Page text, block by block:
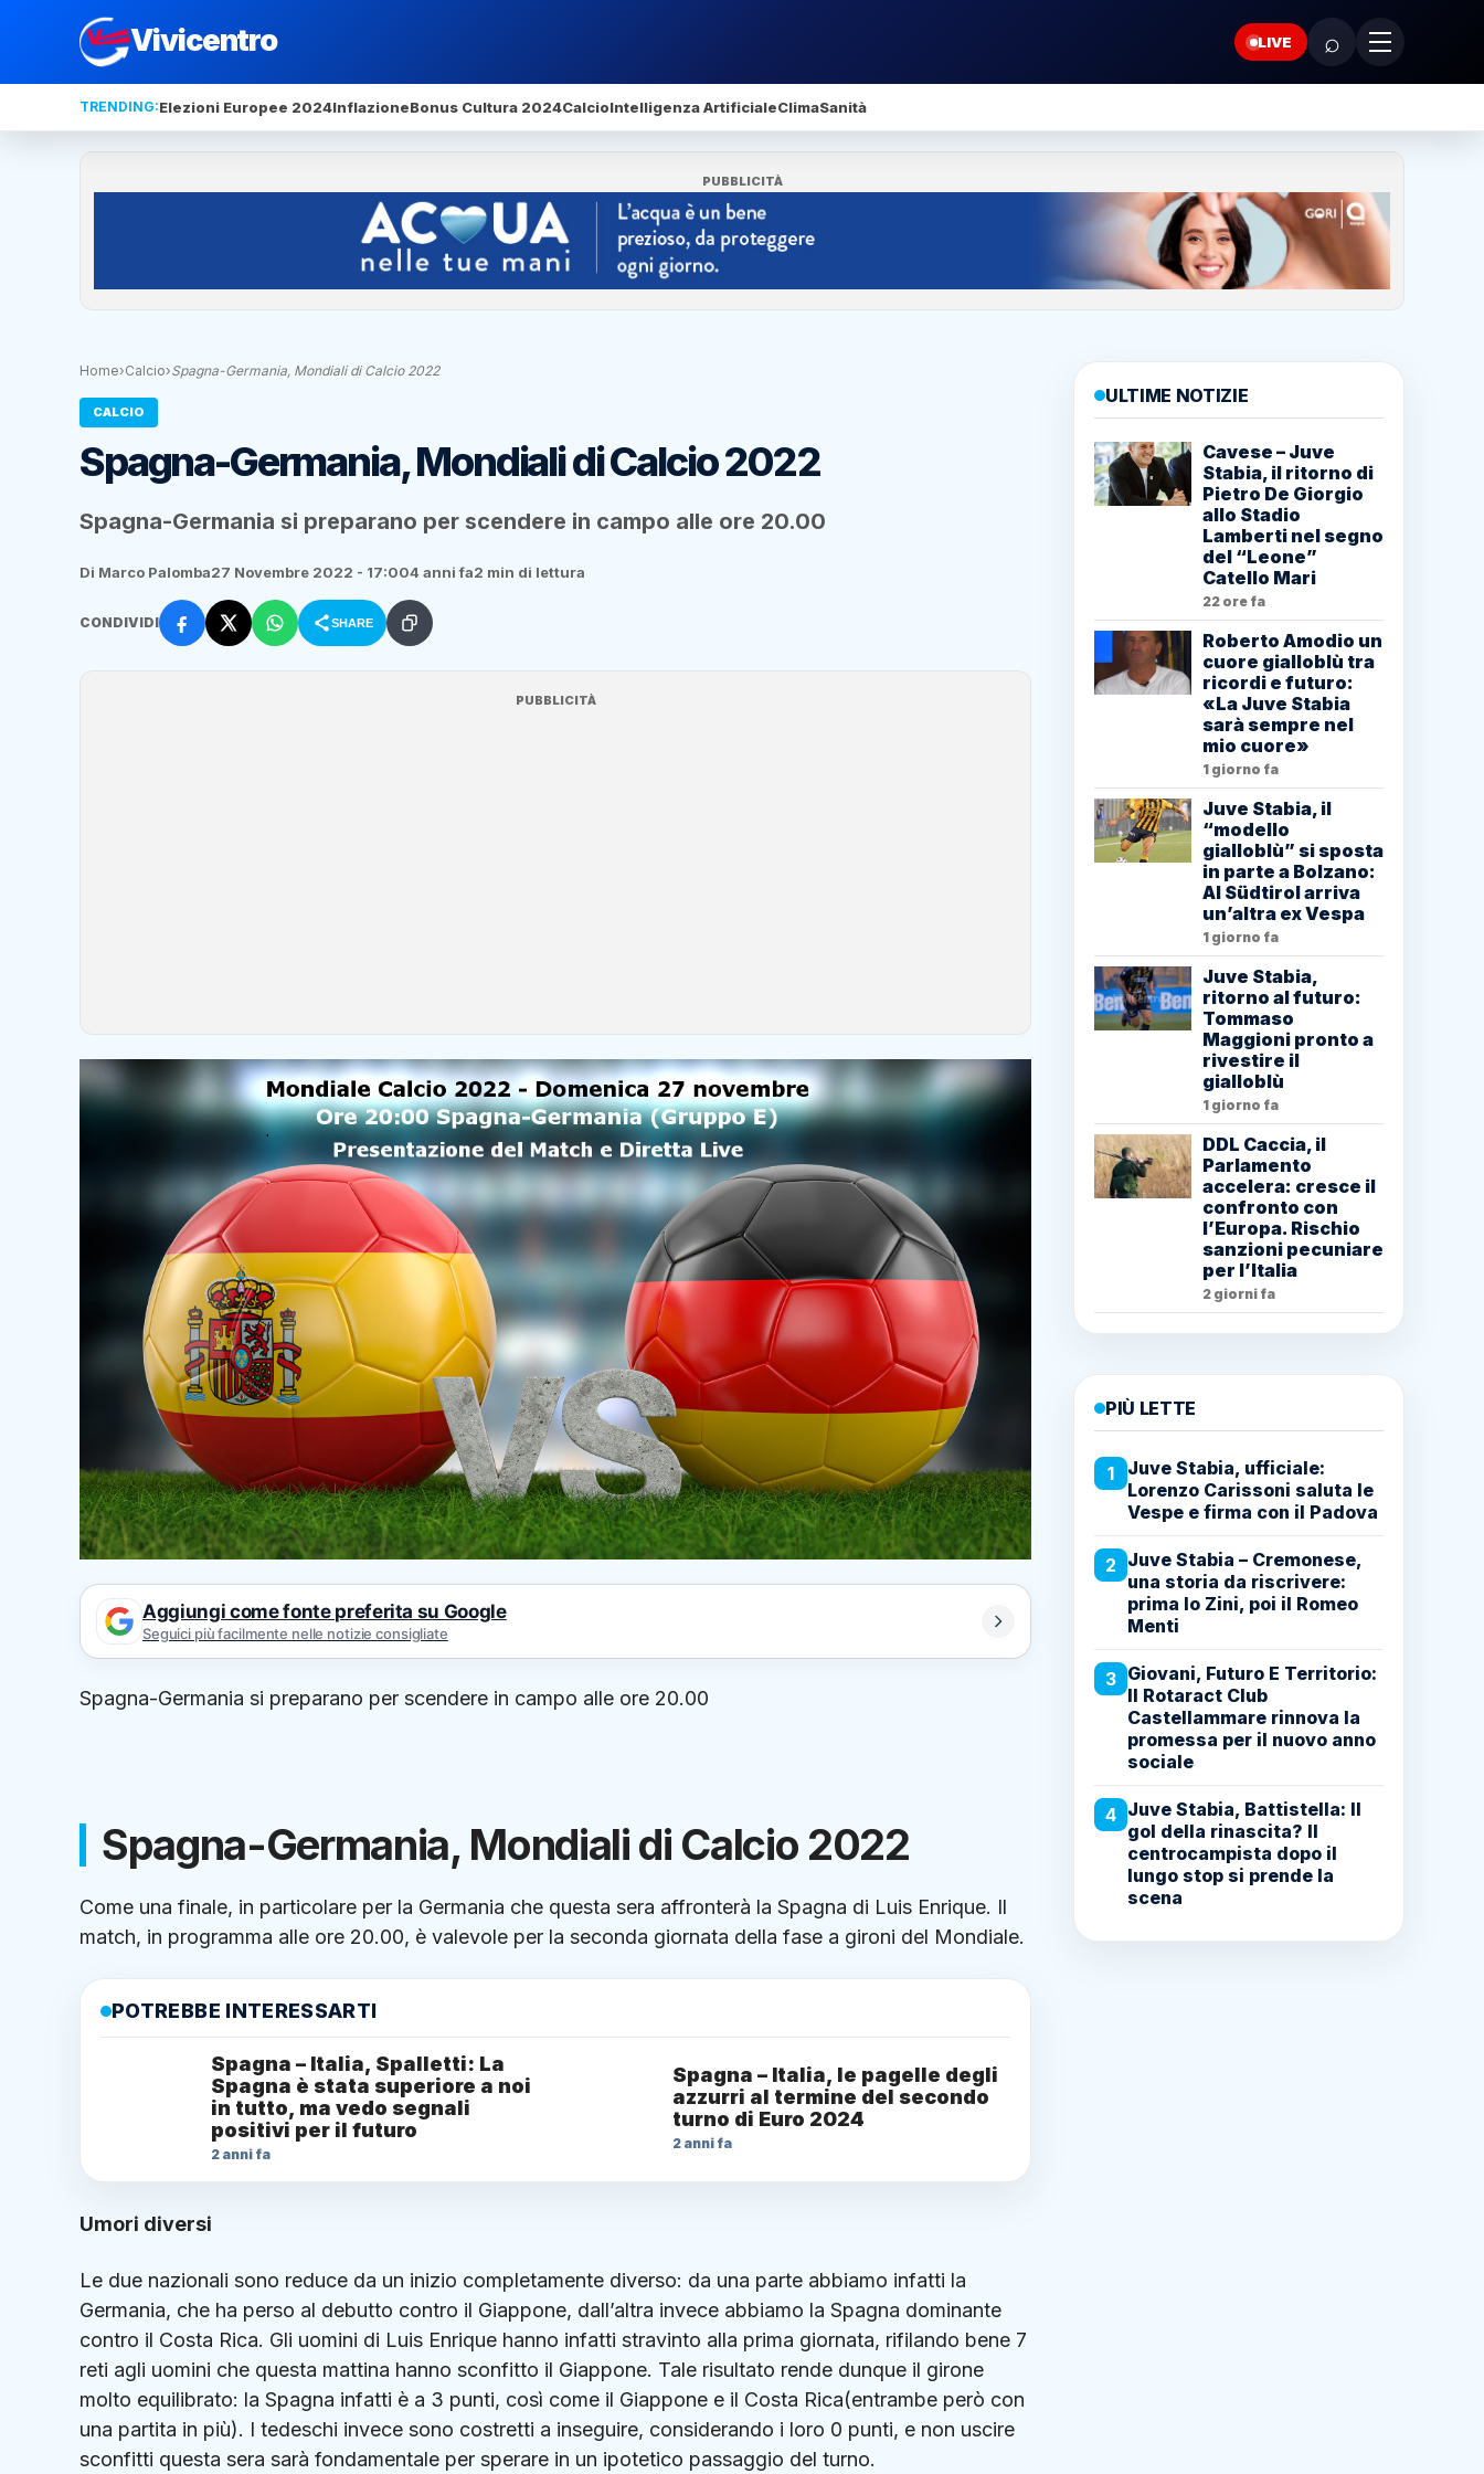
Vivicentro LIVE ⌕
TRENDING:Elezioni Europee 2024InflazioneBonus Cultura 2024CalcioIntelligenza ArtificialeClimaSanità
PUBBLICITÀ
Home›Calcio›Spagna-Germania, Mondiali di Calcio 2022
CALCIO
Spagna-Germania, Mondiali di Calcio 2022
Spagna-Germania si preparano per scendere in campo alle ore 20.00
Di Marco Palomba27 Novembre 2022 - 17:004 anni fa2 min di lettura
CONDIVIDI SHARE
PUBBLICITÀ
Aggiungi come fonte preferita su Google
Seguici più facilmente nelle notizie consigliate
Spagna-Germania si preparano per scendere in campo alle ore 20.00
Spagna-Germania, Mondiali di Calcio 2022
Come una finale, in particolare per la Germania che questa sera affronterà la Spagna di Luis Enrique. Il
match, in programma alle ore 20.00, è valevole per la seconda giornata della fase a gironi del Mondiale.
POTREBBE INTERESSARTI
Spagna – Italia, Spalletti: La
Spagna è stata superiore a noi
in tutto, ma vedo segnali
positivi per il futuro
2 anni fa
Spagna – Italia, le pagelle degli
azzurri al termine del secondo
turno di Euro 2024
2 anni fa
Umori diversi
Le due nazionali sono reduce da un inizio completamente diverso: da una parte abbiamo infatti la
Germania, che ha perso al debutto contro il Giappone, dall’altra invece abbiamo la Spagna dominante
contro il Costa Rica. Gli uomini di Luis Enrique hanno infatti stravinto alla prima giornata, rifilando bene 7
reti agli uomini che questa mattina hanno sconfitto il Giappone. Tale risultato rende dunque il girone
molto equilibrato: la Spagna infatti è a 3 punti, così come il Giappone e il Costa Rica(entrambe però con
una partita in più). I tedeschi invece sono costretti a inseguire, considerando i loro 0 punti, e non uscire
sconfitti questa sera sarà fondamentale per sperare in un ipotetico passaggio del turno.
ULTIME NOTIZIE
Cavese – Juve
Stabia, il ritorno di
Pietro De Giorgio
allo Stadio
Lamberti nel segno
del “Leone”
Catello Mari
22 ore fa
Roberto Amodio un
cuore gialloblù tra
ricordi e futuro:
«La Juve Stabia
sarà sempre nel
mio cuore»
1 giorno fa
Juve Stabia, il
“modello
gialloblù” si sposta
in parte a Bolzano:
Al Südtirol arriva
un’altra ex Vespa
1 giorno fa
Juve Stabia,
ritorno al futuro:
Tommaso
Maggioni pronto a
rivestire il
gialloblù
1 giorno fa
DDL Caccia, il
Parlamento
accelera: cresce il
confronto con
l’Europa. Rischio
sanzioni pecuniare
per l’Italia
2 giorni fa
PIÙ LETTE
1
Juve Stabia, ufficiale:
Lorenzo Carissoni saluta le
Vespe e firma con il Padova
2 Juve Stabia – Cremonese,
una storia da riscrivere:
prima lo Zini, poi il Romeo
Menti
3 Giovani, Futuro E Territorio:
Il Rotaract Club
Castellammare rinnova la
promessa per il nuovo anno
sociale
4 Juve Stabia, Battistella: Il
gol della rinascita? Il
centrocampista dopo il
lungo stop si prende la
scena